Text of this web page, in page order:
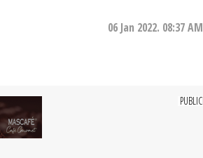
06 Jan 2022. 08:37 AM